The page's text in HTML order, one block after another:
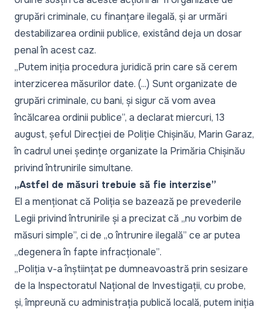
grupări criminale, cu finanțare ilegală, și ar urmări
destabilizarea ordinii publice, existând deja un dosar
penal în acest caz.
„Putem iniția procedura juridică prin care să cerem
interzicerea măsurilor date. (...) Sunt organizate de
grupări criminale, cu bani, și sigur că vom avea
încălcarea ordinii publice”, a declarat miercuri, 13
august, șeful Direcției de Poliție Chișinău, Marin Garaz,
în cadrul unei ședințe organizate la Primăria Chișinău
privind întrunirile simultane.
„Astfel de măsuri trebuie să fie interzise”
El a menționat că Poliția se bazează pe prevederile
Legii privind întrunirile și a precizat că „nu vorbim de
măsuri simple”, ci de „o întrunire ilegală” ce ar putea
„degenera în fapte infracționale”.
„Poliția v-a înștiințat pe dumneavoastră prin sesizare
de la Inspectoratul Național de Investigații, cu probe,
și, împreună cu administrația publică locală, putem iniția